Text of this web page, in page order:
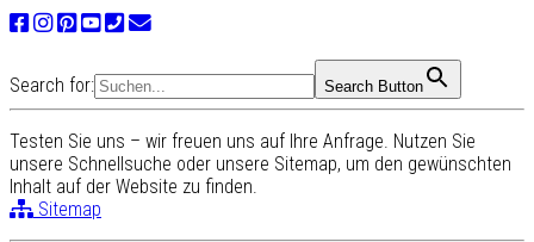
Search for: Search Button
Testen Sie uns – wir freuen uns auf Ihre Anfrage. Nutzen Sie
unsere Schnellsuche oder unsere Sitemap, um den gewünschten
Inhalt auf der Website zu finden.
Sitemap